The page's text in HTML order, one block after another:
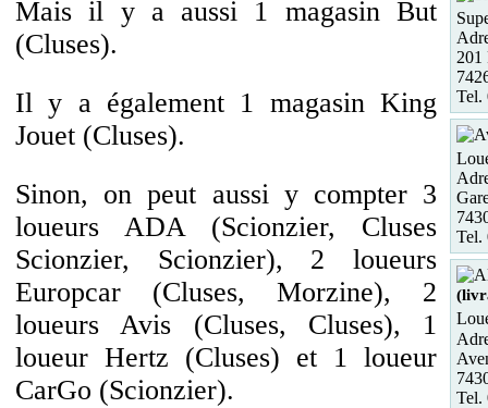
Mais il y a aussi 1 magasin But
(Cluses).
Il y a également 1 magasin King
Jouet (Cluses).
Sinon, on peut aussi y compter 3
loueurs ADA (Scionzier, Cluses
Scionzier, Scionzier), 2 loueurs
Europcar (Cluses, Morzine), 2
loueurs Avis (Cluses, Cluses), 1
loueur Hertz (Cluses) et 1 loueur
CarGo (Scionzier).
201
Tel.
Tel.
Tel.